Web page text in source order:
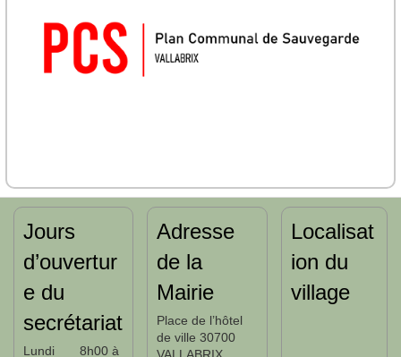
Jours
d’ouvertur
e du
secrétariat
Lundi 8h00 à
Adresse
de la
Mairie
Place de l’hôtel
de ville 30700
Localisat
ion du
village